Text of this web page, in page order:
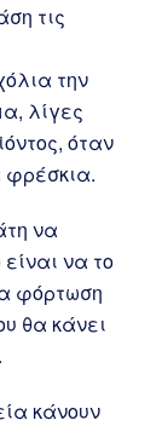
τις
την
λίγες
όταν
φρέσκια.
να
να το
φόρτωση
θα κάνει
κάνουν